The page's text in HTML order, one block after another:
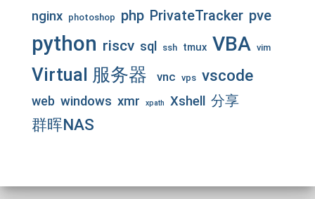
nginx photoshop php PrivateTracker pve
python riscv sql ssh tmux VBA vim
Virtual 服务器 vnc vps vscode
web windows xmr xpath Xshell 分享
群晖NAS